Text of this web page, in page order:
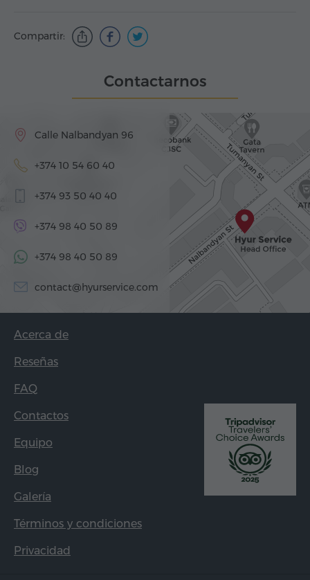
Compartir:
Contactarnos
Calle Nalbandyan 96
+374 10 54 60 40
+374 93 50 40 40
+374 98 40 50 89
+374 98 40 50 89
contact@hyurservice.com
Acerca de
Reseñas
FAQ
Contactos
Equipo
Blog
Galería
Términos y condiciones
Privacidad